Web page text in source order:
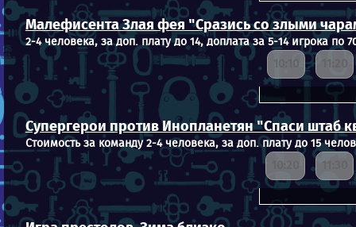
Малефисента Злая фея "Сразись со злыми
2-4 человека, за доп. плату до 14, доплата за 5-14 игрока по
10:10 11:20
Супергерои против Инопланетян "Спаси штаб
Стоимость за команду 2-4 человека, за доп. плату до 15
10:20 11:30